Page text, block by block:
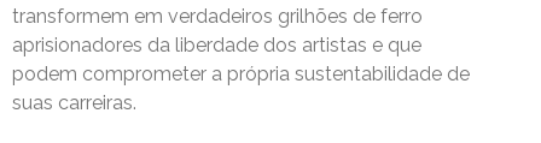
transformem em verdadeiros grilhões de ferro
aprisionadores da liberdade dos artistas e que
podem comprometer a própria sustentabilidade de
suas carreiras.